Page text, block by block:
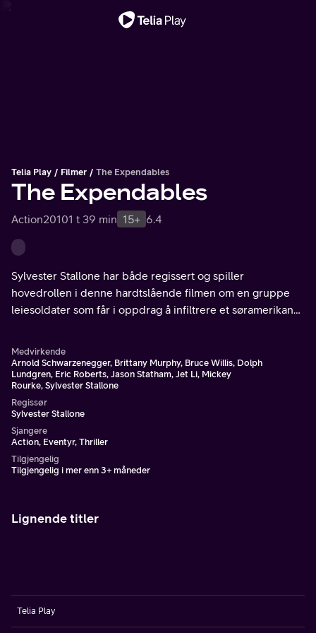
Telia Play Filmer The Expendables
The Expendables
Action20101 t 39 min 15+ 6.4
Sylvester Stallone har både regissert og spiller
hovedrollen i denne hardtslående filmen om en gruppe
leiesoldater som får i oppdrag å infiltrere et søramerikansk
Medvirkende
Arnold Schwarzenegger, Brittany Murphy, Bruce Willis, Dolph
Lundgren, Eric Roberts, Jason Statham, Jet Li, Mickey
Rourke, Sylvester Stallone
Regissør
Sylvester Stallone
Sjangere
Action, Eventyr, Thriller
Tilgjengelig
Tilgjengelig i mer enn 3+ måneder
Lignende titler
Telia Play